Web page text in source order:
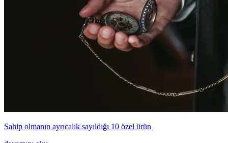
Sahip olmanın ayrıcalık sayıldığı 10 özel ürün